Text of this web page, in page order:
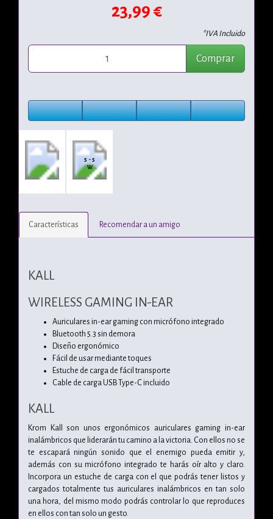
23,99 €
*IVA Incluido
Comprar
5 - 5
W
Características Recomendar a un amigo
KALL
WIRELESS GAMING IN-EAR
Auriculares in-ear gaming con micrófono integrado
Bluetooth 5.3 sin demora
Diseño ergonómico
Fácil de usar mediante toques
Estuche de carga de fácil transporte
Cable de carga USB Type-C incluido
KALL
Krom Kall son unos ergonómicos auriculares gaming in-ear
inalámbricos que liderarán tu camino a la victoria. Con ellos no se
te escapará ningún sonido que el enemigo pueda emitir y,
además con su micrófono integrado te harás oír alto y claro.
Incorpora un estuche de carga con el que podrás tener listos y
cargados totalmente tus auriculares inalámbricos en tan solo
una hora, del mismo modo podrás controlar lo que reproduces
en ellos con tan solo un gesto.